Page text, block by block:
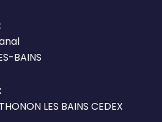
BAINS
LES BAINS CEDEX